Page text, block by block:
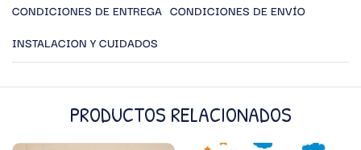
CONDICIONES DE ENTREGA CONDICIONES DE ENVÍO
INSTALACION Y CUIDADOS
PRODUCTOS RELACIONADOS